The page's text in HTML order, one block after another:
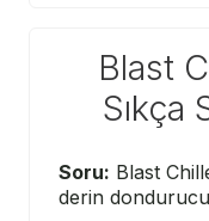
Blast
Sıkça
Soru: Blast
derin